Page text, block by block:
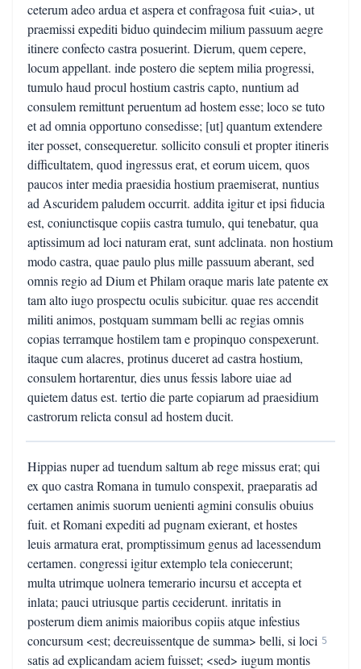
ceterum adeo ardua et aspera et confragosa fuit <uia>, ut
praemissi expediti biduo quindecim milium passuum aegre
itinere confecto castra posuerint. Dierum, quem cepere,
locum appellant. inde postero die septem milia progressi,
tumulo haud procul hostium castris capto, nuntium ad
consulem remittunt peruentum ad hostem esse; loco se tuto
et ad omnia opportuno consedisse; [ut] quantum extendere
iter posset, consequeretur. sollicito consuli et propter itineris
difficultatem, quod ingressus erat, et eorum uicem, quos
paucos inter media praesidia hostium praemiserat, nuntius
ad Ascuridem paludem occurrit. addita igitur et ipsi fiducia
est, coniunctisque copiis castra tumulo, qui tenebatur, qua
aptissimum ad loci naturam erat, sunt adclinata. non hostium
modo castra, quae paulo plus mille passuum aberant, sed
omnis regio ad Dium et Philam oraque maris late patente ex
tam alto iugo prospectu oculis subicitur. quae res accendit
militi animos, postquam summam belli ac regias omnis
copias terramque hostilem tam e propinquo conspexerunt.
itaque cum alacres, protinus duceret ad castra hostium,
consulem hortarentur, dies unus fessis labore uiae ad
quietem datus est. tertio die parte copiarum ad praesidium
castrorum relicta consul ad hostem ducit.
Hippias nuper ad tuendum saltum ab rege missus erat; qui
ex quo castra Romana in tumulo conspexit, praeparatis ad
certamen animis suorum uenienti agmini consulis obuius
fuit. et Romani expediti ad pugnam exierant, et hostes
leuis armatura erat, promptissimum genus ad lacessendum
certamen. congressi igitur extemplo tela coniecerunt;
multa utrimque uolnera temerario incursu et accepta et
inlata; pauci utriusque partis ceciderunt. inritatis in
posterum diem animis maioribus copiis atque infestius
concursum <est; decreuissentque de summa> belli, si loci
satis ad explicandam aciem fuisset; <sed> iugum montis
5